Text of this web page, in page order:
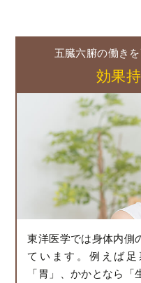
五臓六腑の働き
効果
東洋医学では身体内側
ています。例えば
「胃」、かかとなら